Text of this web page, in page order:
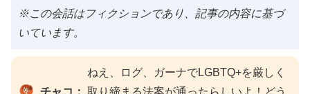
※この会話はフィクションであり、記事の内容に基づ
いています。
チャコ：
ねえ、ログ、ガーナでLGBTQ+を厳しく
取り締まる法案が通ったらしいよ！どう